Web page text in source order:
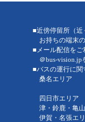
■近傍停留所（近
お持ちの端末の
■メール配信をご
＠bus-vision.jp
■バスの運行に関
桑名エリア
：八風
四日市エリ
津・鈴鹿・亀
伊賀・名張エ